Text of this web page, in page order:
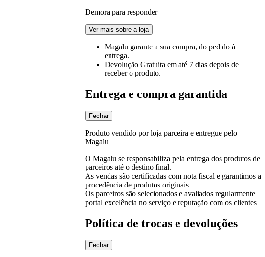
Demora para responder
Ver mais sobre a loja
Magalu garante a sua compra, do pedido à
entrega.
Devolução Gratuita em até 7 dias depois de
receber o produto.
Entrega e compra garantida
Fechar
Produto vendido por loja parceira e entregue pelo
Magalu
O Magalu se responsabiliza pela entrega dos produtos de
parceiros até o destino final.
As vendas são certificadas com nota fiscal e garantimos a
procedência de produtos originais.
Os parceiros são selecionados e avaliados regularmente
portal excelência no serviço e reputação com os clientes
Política de trocas e devoluções
Fechar